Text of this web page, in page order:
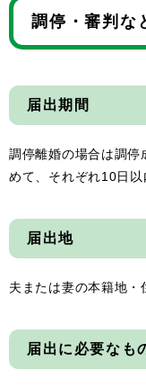
調停・審判な
届出期間
調停離婚の場合は調停
めて、それぞれ10日以
届出地
夫または妻の本籍地・
届出に必要なも